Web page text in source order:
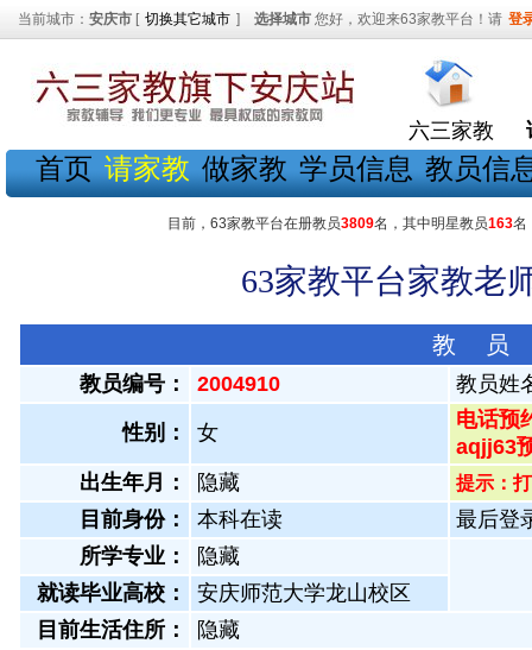
当前城市： 安庆市 [ 切换其它城市 ] 选择城市 您好，欢迎来63家教平台！请 登
六三家教
首页 请家教 做家教 学员信息 教员信
目前，63家教平台在册教员3809名，其中明星教员163名
63家教平台家教老
教 员
教员编号： 2004910 教员姓
性别： 女
电话预
aqjj63
出生年月：
隐藏 提示：
目前身份： 本科在读
最后登
所学专业：
隐藏
就读毕业高校：
安庆师范大学龙山校区
目前生活住所：
隐藏